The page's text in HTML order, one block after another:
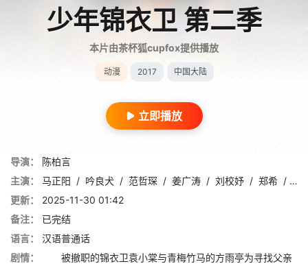
少年锦衣卫 第二季
本片由茶杯狐cupfox提供播放
动漫 2017 中国大陆
立即播放
导演：
陈柏言
主演：
马正阳 / 吟良犬 / 范哲琛 / 姜广涛 / 刘校妤 / 郑希 / 邱
更新：
2025-11-30 01:42
备注：
已完结
语言：
汉语普通话
剧情：
被撤职的锦衣卫袁小棠与青梅竹马的方雨亭为寻找父亲